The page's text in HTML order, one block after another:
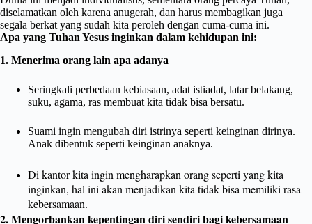
diselamatkan oleh karena anugerah, dan harus membagikan juga
segala berkat yang sudah kita peroleh dengan cuma-cuma ini.
Apa yang Tuhan Yesus inginkan dalam kehidupan ini:
1. Menerima orang lain apa adanya
Seringkali perbedaan kebiasaan, adat istiadat, latar belakang,
suku, agama, ras membuat kita tidak bisa bersatu.
Suami ingin mengubah diri istrinya seperti keinginan dirinya.
Anak dibentuk seperti keinginan anaknya.
Di kantor kita ingin mengharapkan orang seperti yang kita
inginkan, hal ini akan menjadikan kita tidak bisa memiliki rasa
kebersamaan.
2. Mengorbankan kepentingan diri sendiri bagi kebersamaan